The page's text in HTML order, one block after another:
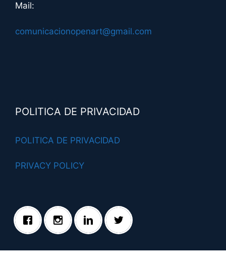
Mail:
comunicacionopenart@gmail.com
POLITICA DE PRIVACIDAD
POLITICA DE PRIVACIDAD
PRIVACY POLICY